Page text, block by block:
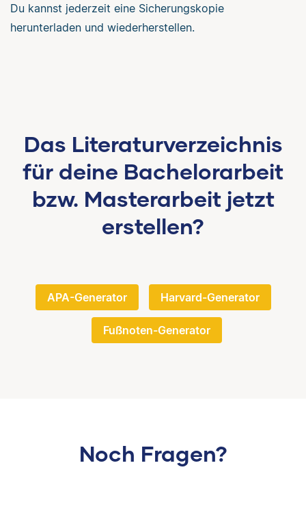
Du kannst jederzeit eine Sicherungskopie
herunterladen und wiederherstellen.
Das Literaturverzeichnis
für deine Bachelorarbeit
bzw. Masterarbeit jetzt
erstellen?
APA-Generator Harvard-Generator
Fußnoten-Generator
Noch Fragen?